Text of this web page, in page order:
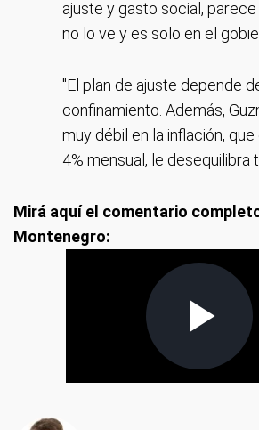
ajuste y gasto social,
no lo ve y es solo en el
"El plan de ajuste depende
confinamiento. Además,
muy débil en la inflación,
4% mensual, le desequilibra
Mirá aquí el comentario
Montenegro: